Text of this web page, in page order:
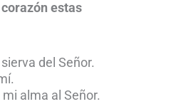
estas
del Señor.
alma al Señor.